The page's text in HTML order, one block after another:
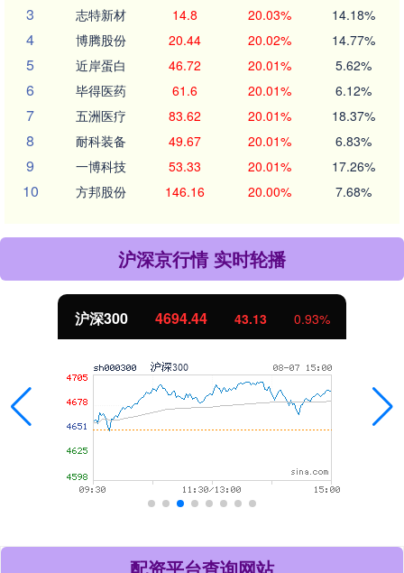
3 志特新材 14.8 20.03% 14.18%
4 博腾股份 20.44 20.02% 14.77%
5 近岸蛋白 46.72 20.01% 5.62%
6 毕得医药 61.6 20.01% 6.12%
7 五洲医疗 83.62 20.01% 18.37%
8 耐科装备 49.67 20.01% 6.83%
9 一博科技 53.33 20.01% 17.26%
10 方邦股份 146.16 20.00% 7.68%
沪深京行情 实时轮播
沪深300 4694.44 43.13 0.93%